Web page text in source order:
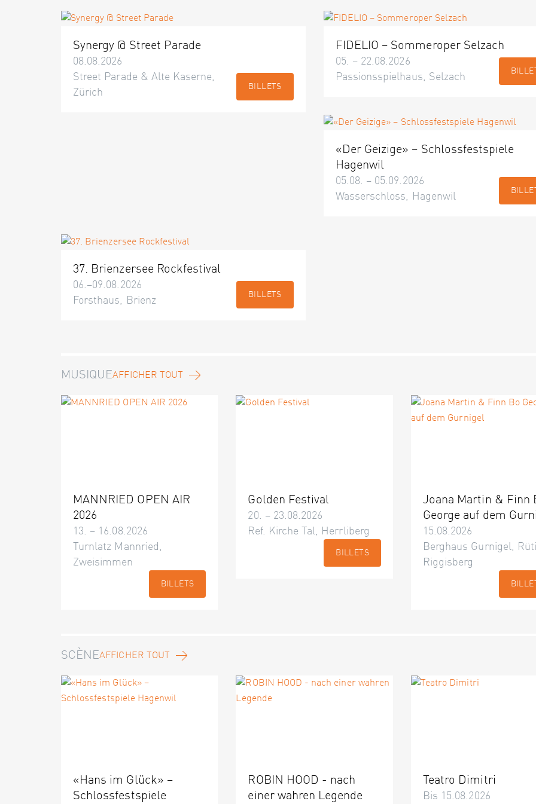
Synergy @ Street Parade
08.08.2026
Street Parade & Alte Kaserne,
Zürich
BILLETS
FIDELIO – Sommeroper Selzach
05. – 22.08.2026
Passionsspielhaus, Selzach
«Der Geizige» – Schlossfestspiele
Hagenwil
05.08. – 05.09.2026
Wasserschloss, Hagenwil
37. Brienzersee Rockfestival
06.–09.08.2026
Forsthaus, Brienz
BILLETS
MUSIQUEAFFICHER TOUT
MANNRIED OPEN AIR
2026
13. – 16.08.2026
Turnlatz Mannried,
Zweisimmen
BILLETS
Golden Festival
20. – 23.08.2026
Ref. Kirche Tal, Herrliberg
BILLETS
Joana Martin & Finn
George auf dem
15.08.2026
Berghaus Gurnigel,
Riggisberg
SCÈNEAFFICHER TOUT
«Hans im Glück» –
Schlossfestspiele
ROBIN HOOD - nach
einer wahren Legende
Teatro Dimitri
Bis 15.08.2026